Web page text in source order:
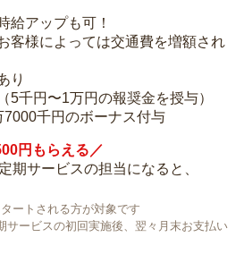
給アップも可！
客様によっては交通費を増額され
り
5千円〜1万円の報奨金を授与）
7000千円のボーナス付与
円もらえる／
期サービスの担当になると、
ートされる方が対象です
サービスの初回実施後、翌々月末お支払い